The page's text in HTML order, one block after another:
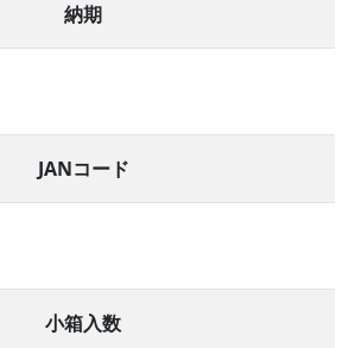
納期
JANコード
小箱入数